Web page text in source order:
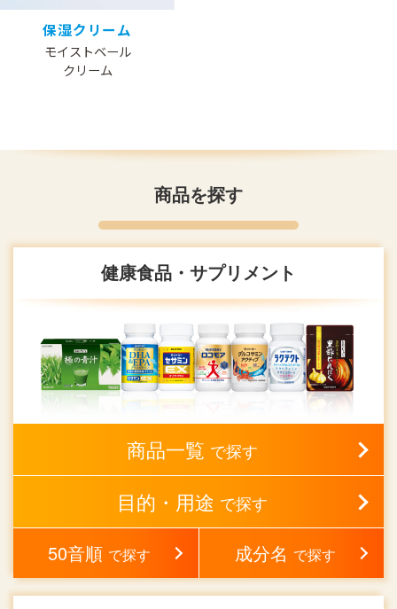
保湿クリーム​
モイストベール​
クリーム
商品を探す
健康食品・サプリメント
商品一覧 で探す
目的・用途 で探す
50音順 で探す 成分名 で探す